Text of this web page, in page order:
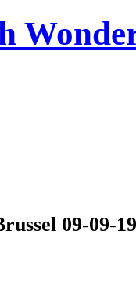
09-09-